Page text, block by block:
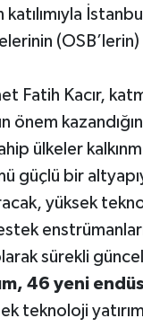
katılımıyla
Fatih Kacır,
önem
ülkeler
güçlü bir
yüksek
sürekli
46 yeni
teknoloji